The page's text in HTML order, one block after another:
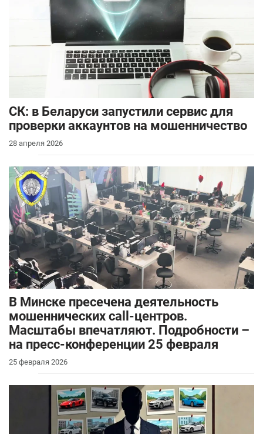
СК: в Беларуси запустили сервис для
проверки аккаунтов на мошенничество
28 апреля 2026
В Минске пресечена деятельность
мошеннических call-центров.
Масштабы впечатляют. Подробности –
на пресс-конференции 25 февраля
25 февраля 2026